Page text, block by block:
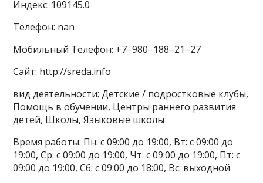
Индекс: 109145.0
Телефон: nan
Мобильный Телефон: +7‒980‒188‒21‒27
Сайт: http://sreda.info
вид деятельности: Детские / подростковые клубы,
Помощь в обучении, Центры раннего развития
детей, Школы, Языковые школы
Время работы: Пн: с 09:00 до 19:00, Вт: с 09:00 до
19:00, Ср: с 09:00 до 19:00, Чт: с 09:00 до 19:00, Пт: с
09:00 до 19:00, Сб: с 09:00 до 18:00, Вс: выходной